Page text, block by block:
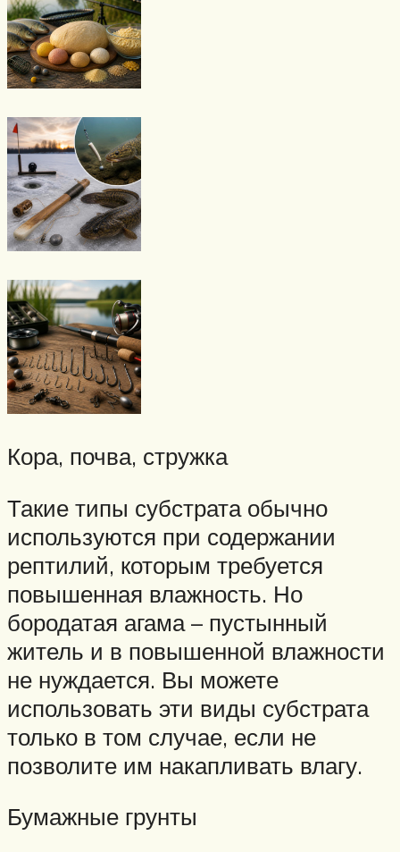
Кора, почва, стружка
Такие типы субстрата обычно
используются при содержании
рептилий, которым требуется
повышенная влажность. Но
бородатая агама – пустынный
житель и в повышенной влажности
не нуждается. Вы можете
использовать эти виды субстрата
только в том случае, если не
позволите им накапливать влагу.
Бумажные грунты